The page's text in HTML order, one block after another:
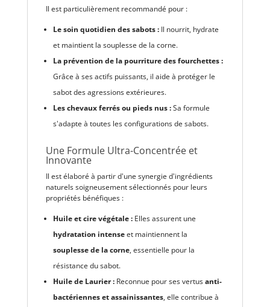
Il est particulièrement recommandé pour :
Le soin quotidien des sabots :Il nourrit, hydrate
et maintient la souplesse de la corne.
La prévention de la pourriture des fourchettes :
Grâce à ses actifs puissants, il aide à protéger le
sabot des agressions extérieures.
Les chevaux ferrés ou pieds nus :Sa formule
s'adapte à toutes les configurations de sabots.
Une Formule Ultra-Concentrée et
Innovante
Il est élaboré à partir d'une synergie d'ingrédients
naturels soigneusement sélectionnés pour leurs
propriétés bénéfiques :
Huile et cire végétale :Elles assurent une
hydratation intenseet maintiennent la
souplesse de la corne, essentielle pour la
résistance du sabot.
Huile de Laurier :Reconnue pour ses vertusanti-
bactériennes et assainissantes, elle contribue à